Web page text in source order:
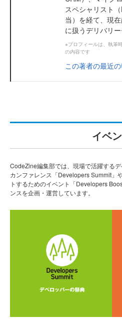
スペシャリスト
当）を経て、現
に扱うデリバリ
※プロフィールは、執筆
の内容です
この著者の最近
イベ
CodeZine編集部では、現場で活躍する
カンファレンス「Developers Summit」
トするためのイベント「Developers
ンスを企画・運営しています。